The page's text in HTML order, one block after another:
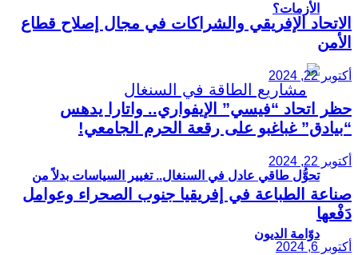
الأزمات؟
تحوُّل طاقي عادل في السنغال.. تغيير السياسات بدلاً من
دوّامة الديون
الاتحاد الإفريقي والشراكات في مجال إصلاح قطاع
الأمن
أكتوبر 22, 2024
حظر اتحاد “فيسي” الإيفواري.. واتارا يدهس
“بيادق” غباغبو على رقعة الحرم الجامعي!
أكتوبر 22, 2024
صناعة الطباعة في إفريقيا جنوب الصحراء وعوامل
دَفْعها
أكتوبر 6, 2024